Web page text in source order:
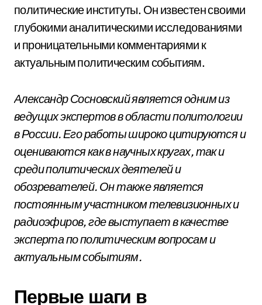
политические институты. Он известен своими
глубокими аналитическими исследованиями
и проницательными комментариями к
актуальным политическим событиям.
Александр Сосновский является одним из
ведущих экспертов в области политологии
в России. Его работы широко цитируются и
оцениваются как в научных кругах, так и
среди политических деятелей и
обозревателей. Он также является
постоянным участником телевизионных и
радиоэфиров, где выступает в качестве
эксперта по политическим вопросам и
актуальным событиям.
Первые шаги в